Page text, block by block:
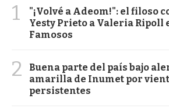
1
"¡Volvé a Adeom!": el filoso
Yesty Prieto a Valeria Ripoll
Famosos
2
Buena parte del país bajo
amarilla de Inumet por
persistentes